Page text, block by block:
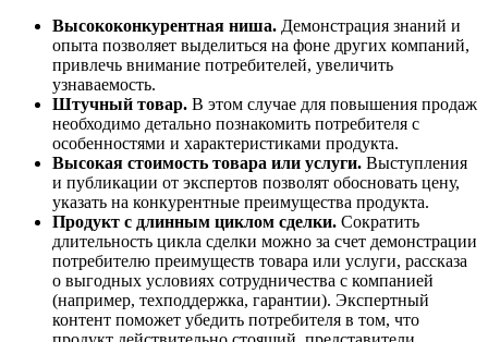
Высококонкурентная ниша. Демонстрация знаний и
опыта позволяет выделиться на фоне других компаний,
привлечь внимание потребителей, увеличить
узнаваемость.
Штучный товар. В этом случае для повышения продаж
необходимо детально познакомить потребителя с
особенностями и характеристиками продукта.
Высокая стоимость товара или услуги. Выступления
и публикации от экспертов позволят обосновать цену,
указать на конкурентные преимущества продукта.
Продукт с длинным циклом сделки. Сократить
длительность цикла сделки можно за счет демонстрации
потребителю преимуществ товара или услуги, рассказа
о выгодных условиях сотрудничества с компанией
(например, техподдержка, гарантии). Экспертный
контент поможет убедить потребителя в том, что